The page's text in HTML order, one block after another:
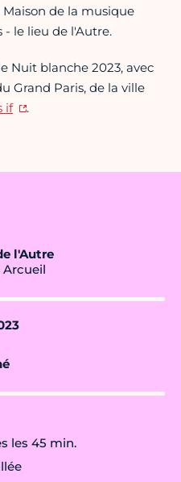
l'Autre
Arcueil
les 45 min.
de la musique
- le lieu de l'Autre.
Nuit blanche 2023, avec
Grand Paris, de la ville
if .